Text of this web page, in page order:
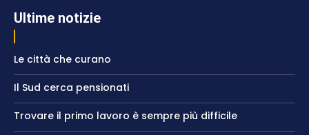
Ultime notizie
Le città che curano
Il Sud cerca pensionati
Trovare il primo lavoro è sempre più difficile